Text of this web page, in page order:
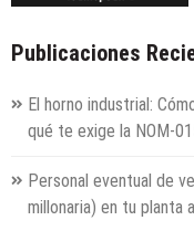
Publicaciones
El horno industrial:
qué te exige la NOM-
Personal eventual de
millonaria) en tu planta